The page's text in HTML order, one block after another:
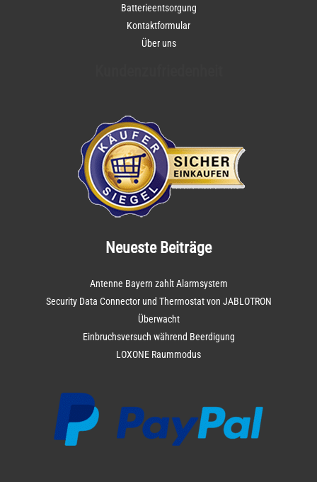
Batterieentsorgung
Kontaktformular
Über uns
Neueste Beiträge
Antenne Bayern zahlt Alarmsystem
Security Data Connector und Thermostat von JABLOTRON
Überwacht
Einbruchsversuch während Beerdigung
LOXONE Raummodus